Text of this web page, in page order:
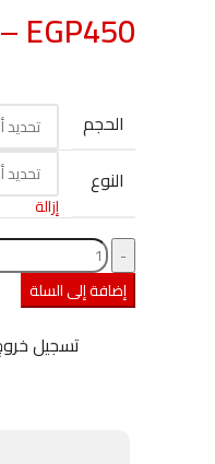
EGP450
–
الحجم
النوع
إزالة
إضافة إلى السلة
تسجيل